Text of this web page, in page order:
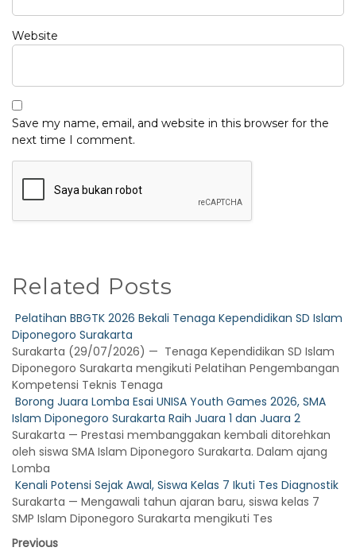
Website
Save my name, email, and website in this browser for the
next time I comment.
Related Posts
Pelatihan BBGTK 2026 Bekali Tenaga Kependidikan SD Islam
Diponegoro Surakarta
Surakarta (29/07/2026) — Tenaga Kependidikan SD Islam
Diponegoro Surakarta mengikuti Pelatihan Pengembangan
Kompetensi Teknis Tenaga
Borong Juara Lomba Esai UNISA Youth Games 2026, SMA
Islam Diponegoro Surakarta Raih Juara 1 dan Juara 2
Surakarta — Prestasi membanggakan kembali ditorehkan
oleh siswa SMA Islam Diponegoro Surakarta. Dalam ajang
Lomba
Kenali Potensi Sejak Awal, Siswa Kelas 7 Ikuti Tes Diagnostik
Surakarta — Mengawali tahun ajaran baru, siswa kelas 7
SMP Islam Diponegoro Surakarta mengikuti Tes
Previous